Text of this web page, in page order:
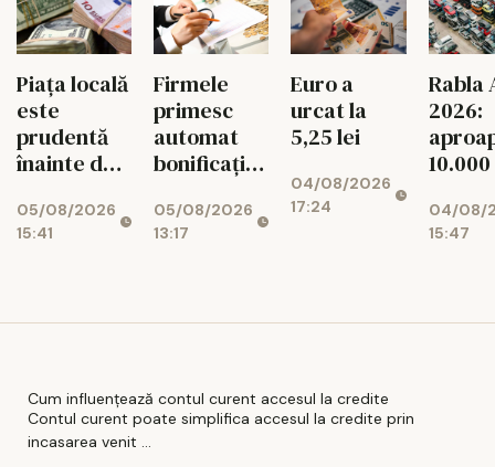
Piața locală
este
prudentă
înainte de
Moody's
05/08/2026
15:41
Firmele
primesc
automat
bonificația
impozit
05/08/2026
13:17
Euro a
urcat la
5,25 lei
04/08/2026
17:24
Rabla
2026:
04/08/
15:47
Cum influențează contul curent accesul la credite
Contul curent poate simplifica accesul la credite prin
incasarea venit ...